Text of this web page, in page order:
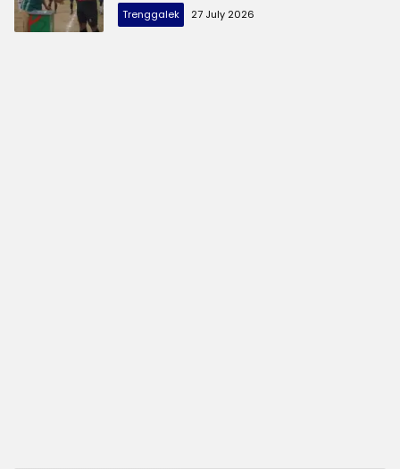
Trenggalek 27 July 2026